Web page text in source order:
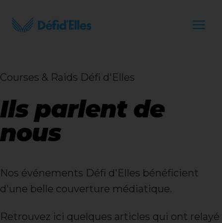
Courses & Raids Défi d'Elles
Ils parlent de
nous
Nos événements Défi d'Elles bénéficient
d'une belle couverture médiatique.
Retrouvez ici quelques articles qui ont relayé